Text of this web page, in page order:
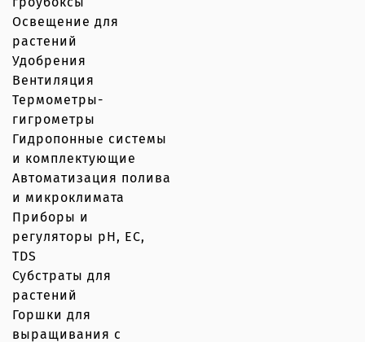
Освещение для
растений
Удобрения
Вентиляция
Термометры-
гигрометры
Гидропонные системы
и комплектующие
Автоматизация полива
и микроклимата
Приборы и
регуляторы рН, EC,
TDS
Субстраты для
растений
Горшки для
выращивания с